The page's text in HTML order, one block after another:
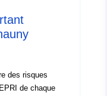
des risques
de chaque